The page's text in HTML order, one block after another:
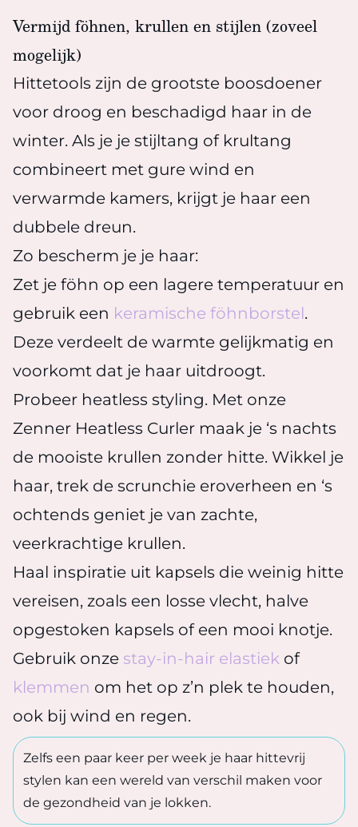
Vermijd föhnen, krullen en stijlen (zoveel
mogelijk)
Hittetools zijn de grootste boosdoener
voor droog en beschadigd haar in de
winter. Als je je stijltang of krultang
combineert met gure wind en
verwarmde kamers, krijgt je haar een
dubbele dreun.
Zo bescherm je je haar:
Zet je föhn op een lagere temperatuur en
gebruik een keramische föhnborstel.
Deze verdeelt de warmte gelijkmatig en
voorkomt dat je haar uitdroogt.
Probeer heatless styling. Met onze
Zenner Heatless Curler maak je ‘s nachts
de mooiste krullen zonder hitte. Wikkel je
haar, trek de scrunchie eroverheen en ‘s
ochtends geniet je van zachte,
veerkrachtige krullen.
Haal inspiratie uit kapsels die weinig hitte
vereisen, zoals een losse vlecht, halve
opgestoken kapsels of een mooi knotje.
Gebruik onze stay-in-hair elastiek of
klemmen om het op z’n plek te houden,
ook bij wind en regen.
Zelfs een paar keer per week je haar hittevrij
stylen kan een wereld van verschil maken voor
de gezondheid van je lokken.